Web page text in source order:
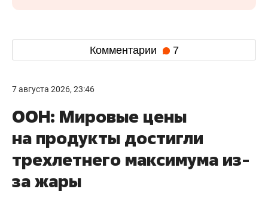
Комментарии 7
7 августа 2026, 23:46
ООН: Мировые цены
на продукты достигли
трехлетнего максимума из-
за жары